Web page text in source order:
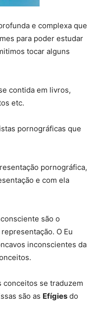
e complexa que
para poder estudar
tocar alguns
contida em livros,
etc.
pornográficas que
pornográfica,
e com ela
são o
O Eu
inconscientes da
conceitos se traduzem
são as Efígies do